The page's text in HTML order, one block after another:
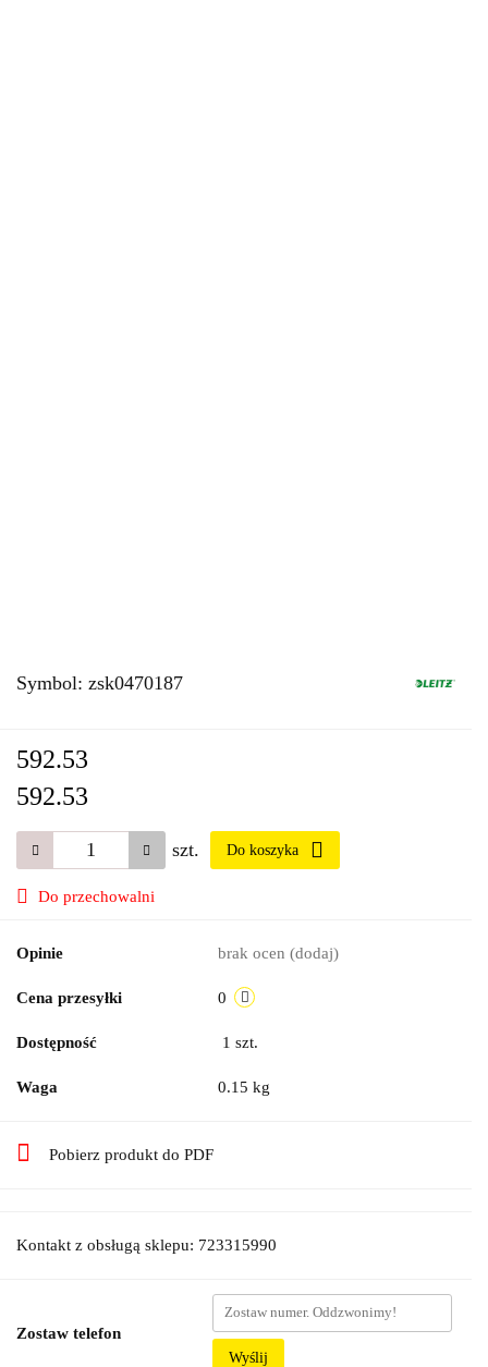
Symbol: zsk0470187
592.53
592.53
szt. Do koszyka
Do przechowalni
Opinie brak ocen (dodaj)
Cena przesyłki 0
Dostępność 1 szt.
Waga 0.15 kg
Pobierz produkt do PDF
Kontakt z obsługą sklepu: 723315990
Zostaw telefon
Wyślij